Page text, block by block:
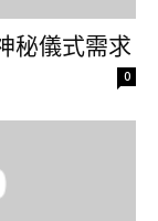
秘儀式需求
0